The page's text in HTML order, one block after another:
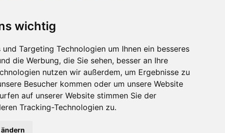
wichtig
Targeting Technologien um Ihnen ein besseres
die Werbung, die Sie sehen, besser an Ihre
nutzen wir außerdem, um Ergebnisse zu
Besucher kommen oder um unsere Website
auf unserer Website stimmen Sie der
Tracking-Technologien zu.